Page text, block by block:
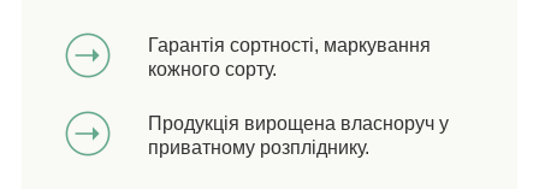
Гарантія сортності, маркування
кожного сорту.
Продукція вирощена власноруч у
приватному розпліднику.